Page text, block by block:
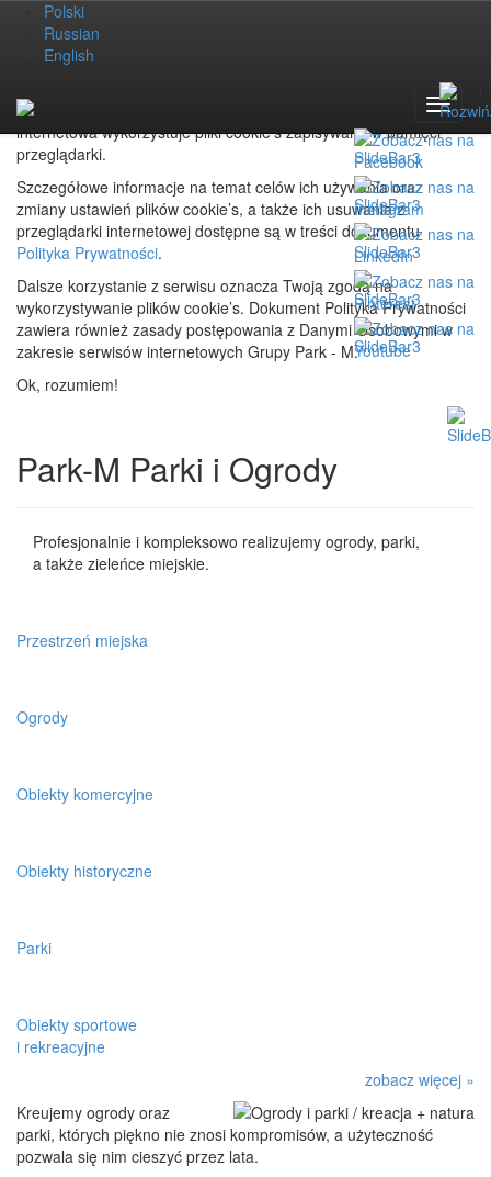
Polski
Russian
English
Toggle
Polski
Russian
English
Toggle
Nieskromna doskonałość natury
W celu świadczenia usług na najwyższym poziomie nasza strona
internetowa wykorzystuje pliki cookie’s zapisywane w pamięci
przeglądarki.
Szczegółowe informacje na temat celów ich używania oraz
zmiany ustawień plików cookie’s, a także ich usuwania z
przeglądarki internetowej dostępne są w treści dokumentu
Polityka Prywatności.
Dalsze korzystanie z serwisu oznacza Twoją zgodą na
wykorzystywanie plików cookie’s. Dokument Polityka Prywatności
zawiera również zasady postępowania z Danymi Osobowymi w
zakresie serwisów internetowych Grupy Park - M.
Ok, rozumiem!
Park-M Parki i Ogrody
Profesjonalnie i kompleksowo realizujemy ogrody, parki,
a także zieleńce miejskie.
Przestrzeń miejska
Ogrody
Obiekty komercyjne
Obiekty historyczne
Parki
Obiekty sportowe
i rekreacyjne
zobacz więcej »
Kreujemy ogrody oraz
parki, których piękno nie znosi kompromisów, a użyteczność
pozwala się nim cieszyć przez lata.